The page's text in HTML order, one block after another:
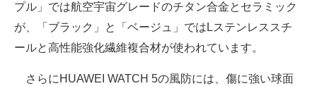
プル」では航空宇宙グレードのチタン合金とセラミック
が、「ブラック」と「ベージュ」ではLステンレススチ
ールと高性能強化繊維複合材が使われています。
さらにHUAWEI WATCH 5の風防には、傷に強い球面